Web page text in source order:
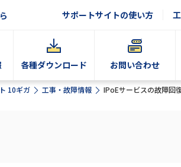
サポートサイトの使い方
各種ダウンロード お問い合わせ
10ギガ 工事・故障情報 IPoEサービスの故障回